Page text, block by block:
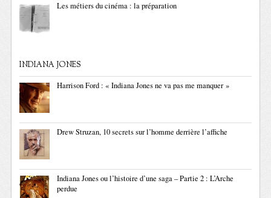
Les métiers du cinéma : la préparation
INDIANA JONES
Harrison Ford : « Indiana Jones ne va pas me manquer »
Drew Struzan, 10 secrets sur l’homme derrière l’affiche
Indiana Jones ou l’histoire d’une saga – Partie 2 : L’Arche
perdue